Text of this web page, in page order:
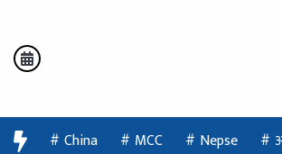
China MCC Nepse